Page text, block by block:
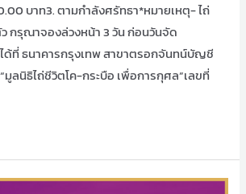
บาท3. ตามกำลังศรัทธา*หมายเหตุ- ไถ่
กรุณาจองล่วงหน้า 3 วัน ก่อนวันจัด
ด้ที่ ธนาคารกรุงเทพ สาขาตรอกจันทน์บัญชี
นิธิไถ่ชีวิตโค-กระบือ เพื่อการกุศล”เลขที่